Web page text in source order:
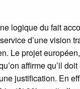
logique du fait
d’une vision
Le projet
affirme qu’il
justification. En